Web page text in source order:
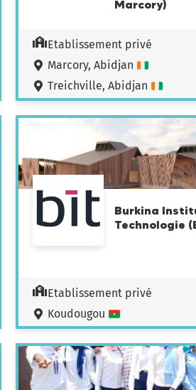
Marcory)
Etablissement privé
Marcory, Abidjan
Treichville, Abidjan
Burkina
Technologie
Etablissement privé
Koudougou